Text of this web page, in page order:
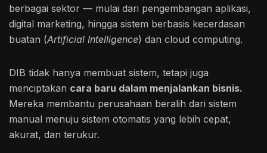
berbagai sektor — mulai dari pengembangan aplikasi,
digital marketing, hingga sistem berbasis kecerdasan
buatan (Artificial Intelligence) dan cloud computing.
DIB tidak hanya membuat sistem, tetapi juga
menciptakan cara baru dalam menjalankan bisnis.
Mereka membantu perusahaan beralih dari sistem
manual menuju sistem otomatis yang lebih cepat,
akurat, dan terukur.